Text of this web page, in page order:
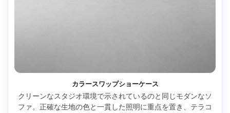
カラースワップショーケース
クリーンなスタジオ環境で示されているのと同じモダンなソ
ファ。正確な生地の色と一貫した照明に重点を置き、テラコ